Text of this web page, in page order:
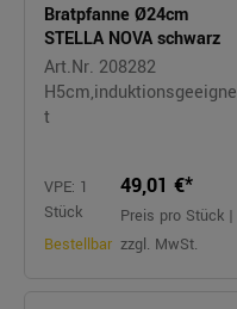
Bratpfanne Ø24cm
STELLA NOVA schwarz
Art.Nr. 208282
H5cm,induktionsgeeigne
t
VPE: 1
Stück
Bestellbar
49,01 €*
Preis pro Stück |
zzgl. MwSt.